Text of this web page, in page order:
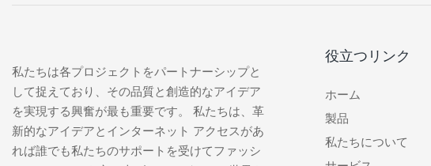
私たちは各プロジェクトをパートナーシップと
して捉えており、その品質と創造的なアイデア
を実現する興奮が最も重要です。 私たちは、革
新的なアイデアとインターネット アクセスがあ
れば誰でも私たちのサポートを受けてファッシ
役立つリンク
ホーム
製品
私たちについて